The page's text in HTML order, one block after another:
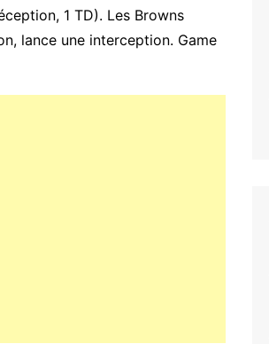
1 TD). Les Browns
lance une interception. Game